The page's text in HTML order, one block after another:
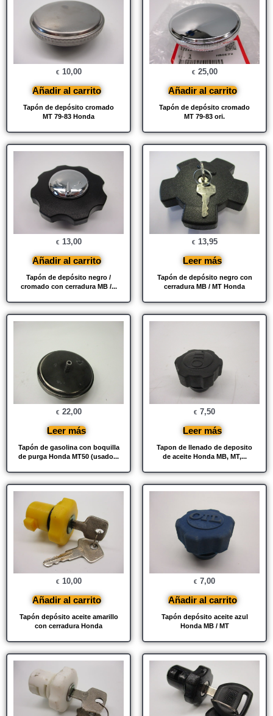
Tapón de depósito cromado
MT 79-83 Honda
€ 10,00
Añadir al carrito
Tapón de depósito cromado
MT 79-83 ori.
€ 25,00
Añadir al carrito
Tapón de depósito negro /
cromado con cerradura MB /...
€ 13,00
Añadir al carrito
Tapón de depósito negro con
cerradura MB / MT Honda
€ 13,95
Leer más
Tapón de gasolina con boquilla
de purga Honda MT50 (usado...
€ 22,00
Leer más
Tapon de llenado de deposito
de aceite Honda MB, MT,...
€ 7,50
Leer más
Tapón depósito aceite amarillo
con cerradura Honda
€ 10,00
Añadir al carrito
Tapón depósito aceite azul
Honda MB / MT
€ 7,00
Añadir al carrito